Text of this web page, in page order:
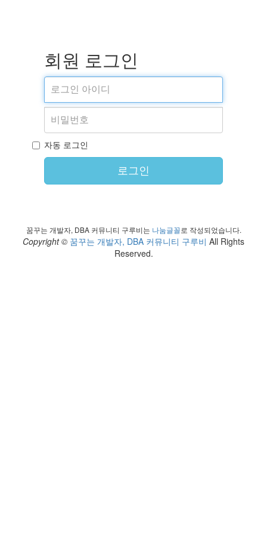
회원 로그인
자동 로그인
로그인
꿈꾸는 개발자, DBA 커뮤니티 구루비는 나눔글꼴로 작성되었습니다.
Copyright © 꿈꾸는 개발자, DBA 커뮤니티 구루비 All Rights
Reserved.